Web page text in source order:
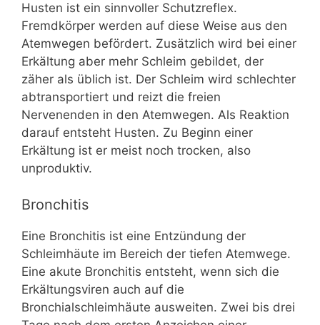
Husten ist ein sinnvoller Schutzreflex.
Fremdkörper werden auf diese Weise aus den
Atemwegen befördert. Zusätzlich wird bei einer
Erkältung aber mehr Schleim gebildet, der
zäher als üblich ist. Der Schleim wird schlechter
abtransportiert und reizt die freien
Nervenenden in den Atemwegen. Als Reaktion
darauf entsteht Husten. Zu Beginn einer
Erkältung ist er meist noch trocken, also
unproduktiv.
Bronchitis
Eine Bronchitis ist eine Entzündung der
Schleimhäute im Bereich der tiefen Atemwege.
Eine akute Bronchitis entsteht, wenn sich die
Erkältungsviren auch auf die
Bronchialschleimhäute ausweiten. Zwei bis drei